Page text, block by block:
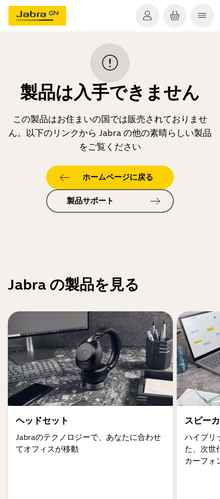
製品は入手できません
この製品はお住まいの国では販売されておりませ
ん。以下のリンクから Jabra の他の素晴らしい製品
をご覧ください
ホームページに戻る
製品サポート
Jabra の製品を見る
ヘッドセット
Jabraのテクノロジーで、あなたに合わせ
てオフィスが移動
スピー
ハイブリ
た、次世
カーフォ